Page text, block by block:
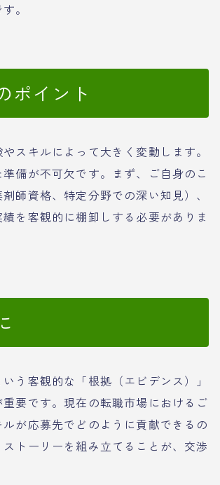
。
ポイント
スキルによって大きく変動します。
備が不可欠です。まず、ご自身のこ
師資格、特定分野での深い知見）、
を客観的に棚卸しする必要がありま
う客観的な「根拠（エビデンス）」
要です。現在の転職市場におけるご
が応募先でどのように貢献できるの
トーリーを組み立てることが、交渉